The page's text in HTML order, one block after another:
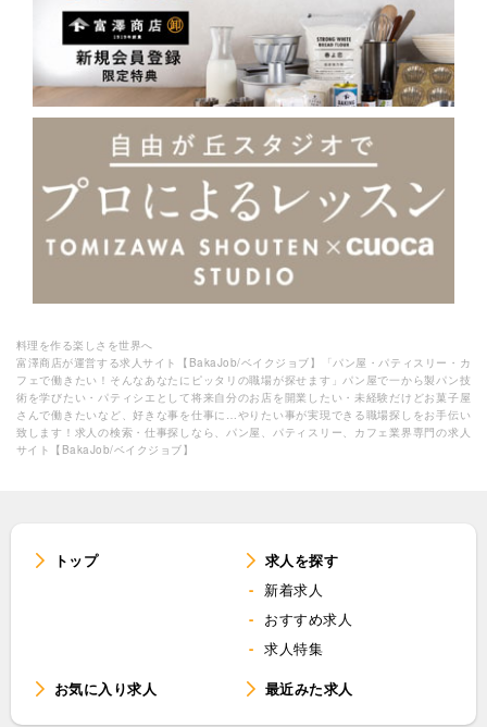
料理を作る楽しさを世界へ
富澤商店が運営する求人サイト【BakaJob/ベイクジョブ】「パン屋・パティスリー・カ
フェで働きたい！そんなあなたにピッタリの職場が探せます」パン屋で一から製パン技
術を学びたい・パティシエとして将来自分のお店を開業したい・未経験だけどお菓子屋
さんで働きたいなど、好きな事を仕事に…やりたい事が実現できる職場探しをお手伝い
致します！求人の検索・仕事探しなら、パン屋、パティスリー、カフェ業界専門の求人
サイト【BakaJob/ベイクジョブ】
トップ
求人を探す
新着求人
おすすめ求人
求人特集
お気に入り求人
最近みた求人